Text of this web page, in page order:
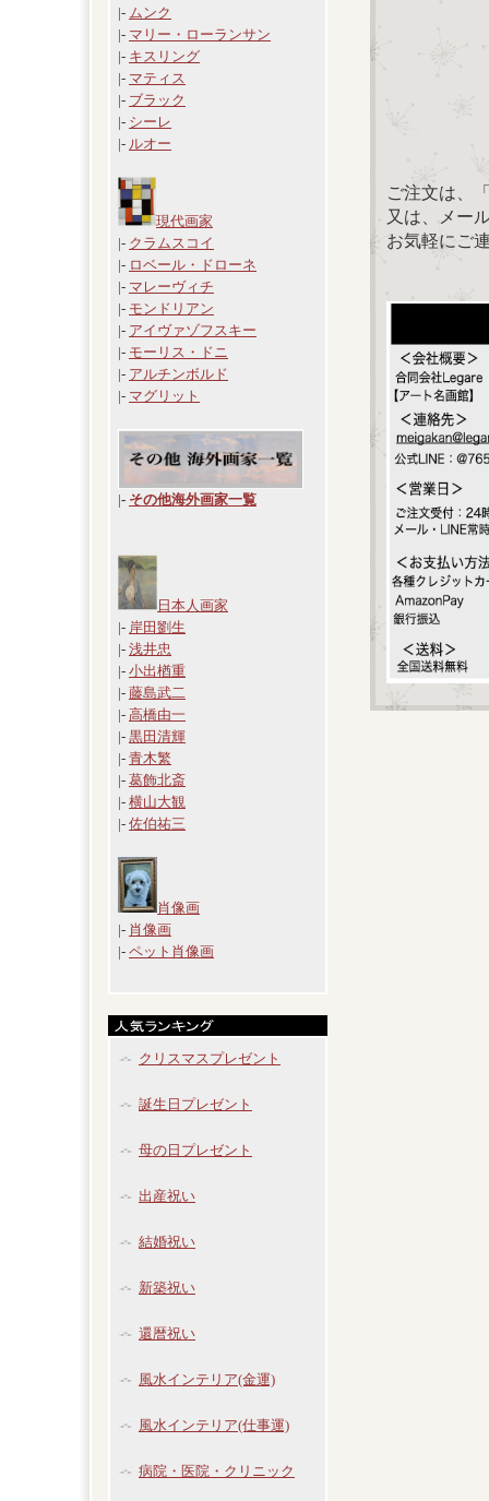
|- ムンク
|- マリー・ローランサン
|- キスリング
|- マティス
|- ブラック
|- シーレ
|- ルオー
現代画家
|- クラムスコイ
|- ロベール・ドローネ
|- マレーヴィチ
|- モンドリアン
|- アイヴァゾフスキー
|- モーリス・ドニ
|- アルチンボルド
|- マグリット
|- その他海外画家一覧
日本人画家
|- 岸田劉生
|- 浅井忠
|- 小出楢重
|- 藤島武二
|- 高橋由一
|- 黒田清輝
|- 青木繁
|- 葛飾北斎
|- 横山大観
|- 佐伯祐三
肖像画
|- 肖像画
|- ペット肖像画
クリスマスプレゼント
誕生日プレゼント
母の日プレゼント
出産祝い
結婚祝い
新築祝い
還暦祝い
風水インテリア(金運)
風水インテリア(仕事運)
病院・医院・クリニック
ご注文は、
又は、メー
お気軽にご